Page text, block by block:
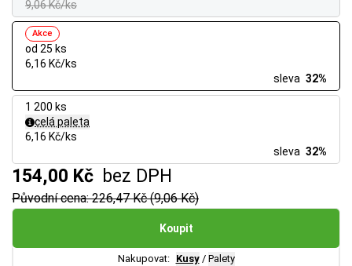
9,06 Kč/ks
od 25 ks
Akce
6,16 Kč/ks
sleva 32%
1 200 ks
celá paleta
6,16 Kč/ks
sleva 32%
154,00 Kč bez DPH
Původní cena: 226,47 Kč (9,06 Kč)
Koupit
Nakupovat: Kusy / Palety